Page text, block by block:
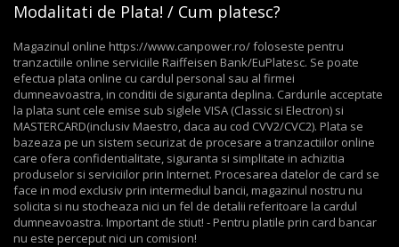
Modalitati de Plata! / Cum platesc?
Magazinul online https://www.canpower.ro/ foloseste pentru
tranzactiile online serviciile Raiffeisen Bank/EuPlatesc. Se poate
efectua plata online cu cardul personal sau al firmei
dumneavoastra, in conditii de siguranta deplina. Cardurile acceptate
la plata sunt cele emise sub siglele VISA (Classic si Electron) si
MASTERCARD(inclusiv Maestro, daca au cod CVV2/CVC2). Plata se
bazeaza pe un sistem securizat de procesare a tranzactiilor online
care ofera confidentialitate, siguranta si simplitate in achizitia
produselor si serviciilor prin Internet. Procesarea datelor de card se
face in mod exclusiv prin intermediul bancii, magazinul nostru nu
solicita si nu stocheaza nici un fel de detalii referitoare la cardul
dumneavoastra. Important de stiut! - Pentru platile prin card bancar
nu este perceput nici un comision!